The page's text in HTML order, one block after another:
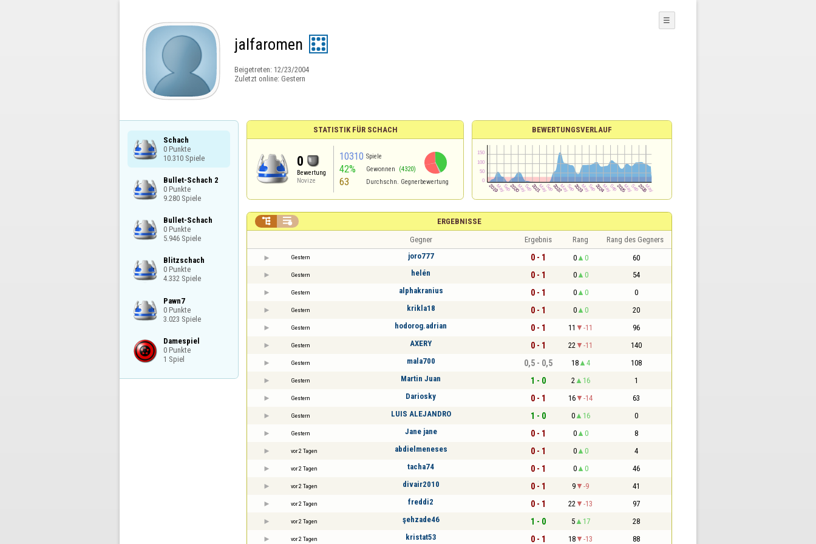
jalfaromen
Beigetreten: 12/23/2004
Zuletzt online: Gestern
☰
Schach
0 Punkte
10.310 Spiele
Bullet-Schach 2
0 Punkte
9.280 Spiele
Bullet-Schach
0 Punkte
5.946 Spiele
Blitzschach
0 Punkte
4.332 Spiele
Pawn7
0 Punkte
3.023 Spiele
Damespiel
0 Punkte
1 Spiel
STATISTIK FÜR SCHACH
0
Bewertung
Novize
10310 Spiele
42% Gewonnen (4320)
63 Durchschn. Gegnerbewertung
BEWERTUNGSVERLAUF
ERGEBNISSE
 
Gegner Ergebnis Rang Rang des Gegners
Gestern joro777 0 - 1 0 0 60
Gestern helén 0 - 1 0 0 54
Gestern alphakranius 0 - 1 0 0 0
Gestern krikla18 0 - 1 0 0 20
Gestern hodorog.adrian 0 - 1 11 -11 96
Gestern AXERY 0 - 1 22 -11 140
Gestern mala700 0,5 - 0,5 18 4 108
Gestern Martin Juan 1 - 0 2 16 1
Gestern Dariosky 0 - 1 16 -14 63
Gestern LUIS ALEJANDRO 1 - 0 0 16 0
Gestern Jane jane 0 - 1 0 0 8
vor 2 Tagen abdielmeneses 0 - 1 0 0 4
vor 2 Tagen tacha74 0 - 1 0 0 46
vor 2 Tagen divair2010 0 - 1 9 -9 41
vor 2 Tagen freddi2 0 - 1 22 -13 97
vor 2 Tagen şehzade46 1 - 0 5 17 28
vor 2 Tagen kristat53 0 - 1 18 -13 88